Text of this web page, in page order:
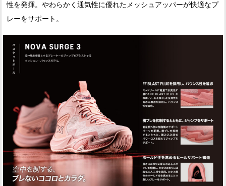
性を発揮。やわらかく通気性に優れたメッシュアッパーが快適なプ
レーをサポート。